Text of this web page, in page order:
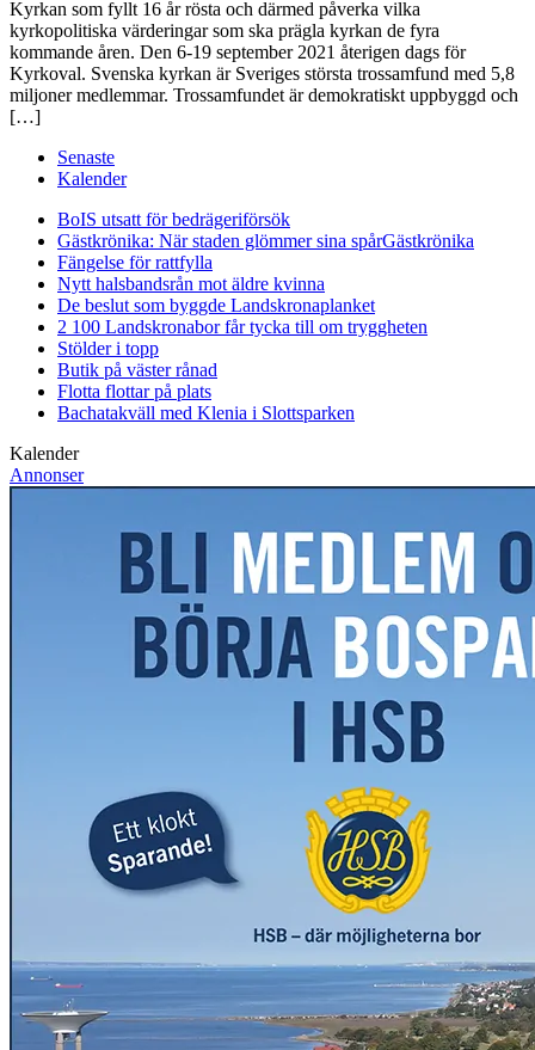
Kyrkan som fyllt 16 år rösta och därmed påverka vilka
kyrkopolitiska värderingar som ska prägla kyrkan de fyra
kommande åren. Den 6-19 september 2021 återigen dags för
Kyrkoval. Svenska kyrkan är Sveriges största trossamfund med 5,8
miljoner medlemmar. Trossamfundet är demokratiskt uppbyggd och
[…]
Senaste
Kalender
BoIS utsatt för bedrägeriförsök
Gästkrönika: När staden glömmer sina spårGästkrönika
Fängelse för rattfylla
Nytt halsbandsrån mot äldre kvinna
De beslut som byggde Landskronaplanket
2 100 Landskronabor får tycka till om tryggheten
Stölder i topp
Butik på väster rånad
Flotta flottar på plats
Bachatakväll med Klenia i Slottsparken
Kalender
Annonser